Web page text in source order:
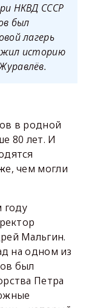
НКВД СССР
был
лагерь
историю
в родной
80 лет. И
чем могли
году
Мальгин.
на одном из
был
Петра